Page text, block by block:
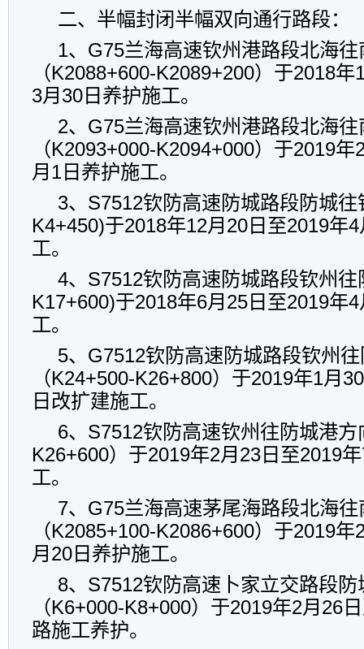
二、半幅封闭半幅双向通行路段：
1、G75兰海高速钦州港路段北海
（K2088+600-K2089+200）于2018
3月30日养护施工。
2、G75兰海高速钦州港路段北海
（K2093+000-K2094+000）于2019
月1日养护施工。
3、S7512钦防高速防城路段防城
K4+450)于2018年12月20日至2019年
工。
4、S7512钦防高速防城路段钦州
K17+600)于2018年6月25日至2019年
工。
5、G7512钦防高速防城路段钦州
（K24+500-K26+800）于2019年1月
日改扩建施工。
6、S7512钦防高速钦州往防城港方
K26+600）于2019年2月23日至2019
工。
7、G75兰海高速茅尾海路段北海
（K2085+100-K2086+600）于2019
月20日养护施工。
8、S7512钦防高速卜家立交路段
（K6+000-K8+000）于2019年2月26
路施工养护。